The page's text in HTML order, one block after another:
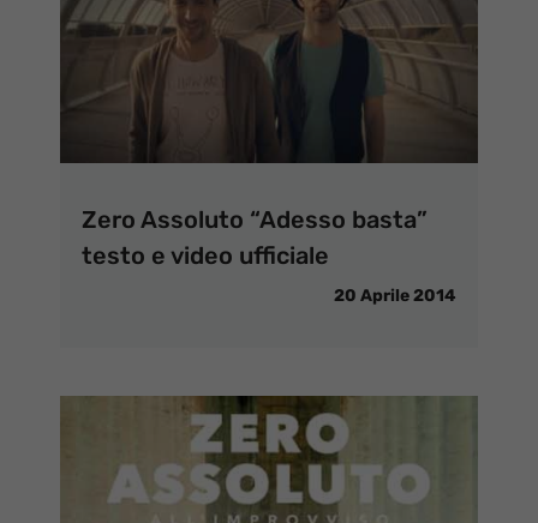
Zero Assoluto “Adesso basta”
testo e video ufficiale
20 Aprile 2014